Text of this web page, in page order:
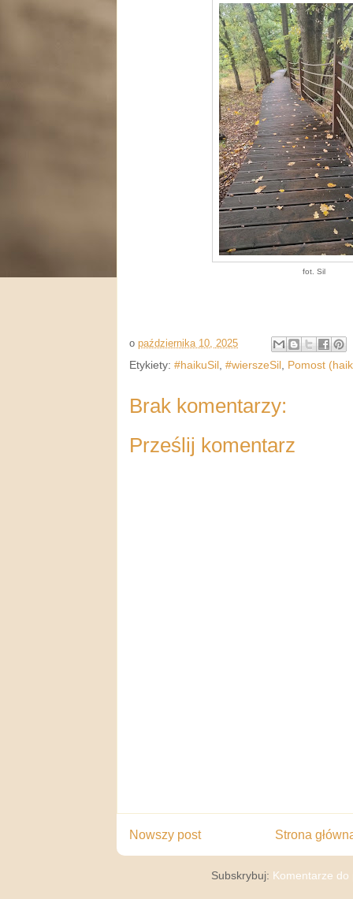
fot. Sil
o października 10, 2025
Etykiety: #haikuSil #wierszeSil Pomost
Brak komentarzy:
Prześlij komentarz
Nowszy post Strona
Subskrybuj: Komentarze do